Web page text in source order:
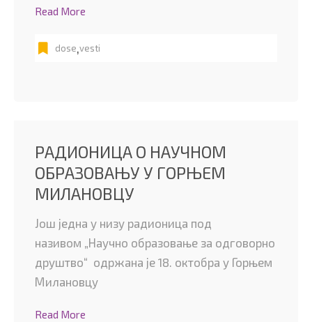
Read More
dose,vesti
РАДИОНИЦА О НАУЧНОМ
ОБРАЗОВАЊУ У ГОРЊЕМ
МИЛАНОВЦУ
Још једна у низу радионица под
називом „Научно образовање за одговорно
друштво“ одржана је 18. октобра у Горњем
Милановцу
Read More